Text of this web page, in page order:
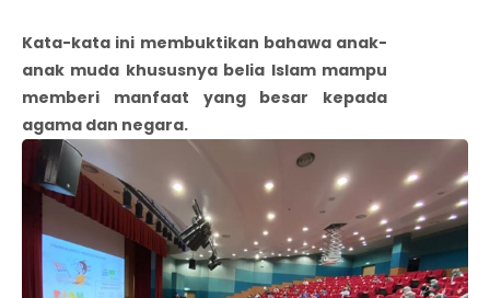
Kata-kata ini membuktikan bahawa anak-
anak muda khususnya belia Islam mampu
memberi manfaat yang besar kepada
agama dan negara.